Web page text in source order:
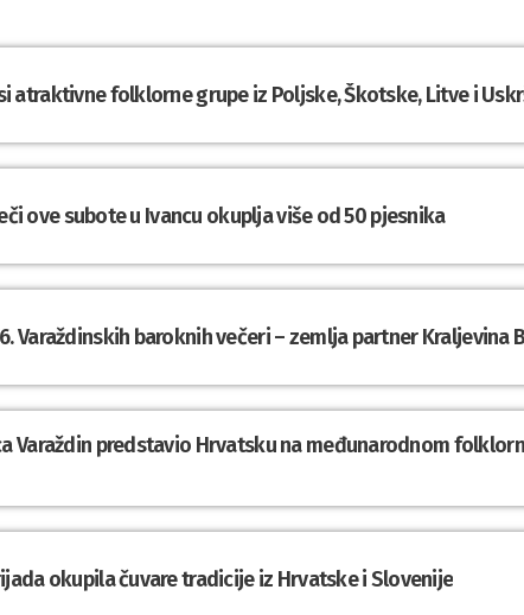
atraktivne folklorne grupe iz Poljske, Škotske, Litve i
ove subote u Ivancu okuplja više od 50 pjesnika
Varaždinskih baroknih večeri – zemlja partner Kraljevina
Varaždin predstavio Hrvatsku na međunarodnom
okupila čuvare tradicije iz Hrvatske i Slovenije